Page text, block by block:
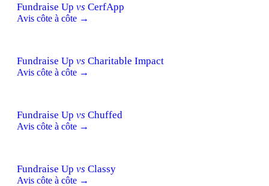
Fundraise Up vs CerfApp
Avis côte à côte →
Fundraise Up vs Charitable Impact
Avis côte à côte →
Fundraise Up vs Chuffed
Avis côte à côte →
Fundraise Up vs Classy
Avis côte à côte →